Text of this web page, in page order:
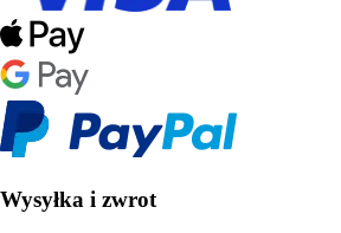
Wysyłka i zwrot